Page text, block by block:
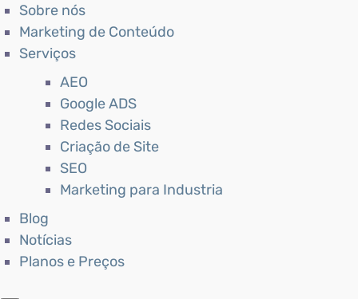
Sobre nós
Marketing de Conteúdo
Serviços
AEO
Google ADS
Redes Sociais
Criação de Site
SEO
Marketing para Industria
Blog
Notícias
Planos e Preços